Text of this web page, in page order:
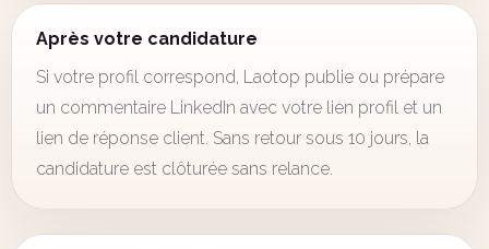
Après votre candidature
Si votre profil correspond, Laotop publie ou prépare
un commentaire LinkedIn avec votre lien profil et un
lien de réponse client. Sans retour sous 10 jours, la
candidature est clôturée sans relance.